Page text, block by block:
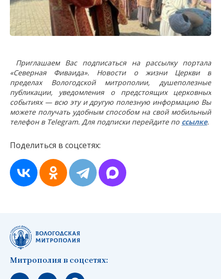
Приглашаем Вас подписаться на рассылку портала
«Северная Фиваида». Новости о жизни Церкви в
пределах Вологодской митрополии, душеполезные
публикации, уведомления о предстоящих церковных
событиях — всю эту и другую полезную информацию Вы
можете получать удобным способом на свой мобильный
телефон в Telegram. Для подписки перейдите по ссылке.
Поделиться в соцсетях:
Митрополия в соцсетях: